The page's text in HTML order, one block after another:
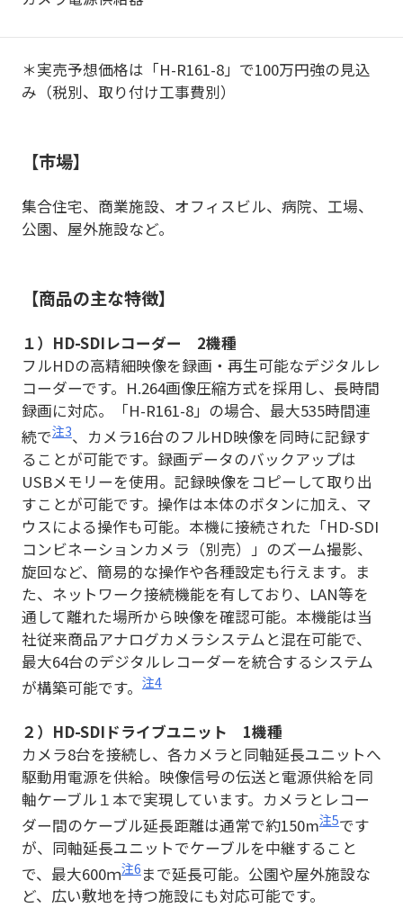
＊実売予想価格は「H-R161-8」で100万円強の見込
み（税別、取り付け工事費別）
【市場】
集合住宅、商業施設、オフィスビル、病院、工場、
公園、屋外施設など。
【商品の主な特徴】
１）HD-SDIレコーダー 2機種
フルHDの高精細映像を録画・再生可能なデジタルレ
コーダーです。H.264画像圧縮方式を採用し、長時間
録画に対応。「H-R161-8」の場合、最大535時間連
続で注3、カメラ16台のフルHD映像を同時に記録す
ることが可能です。録画データのバックアップは
USBメモリーを使用。記録映像をコピーして取り出
すことが可能です。操作は本体のボタンに加え、マ
ウスによる操作も可能。本機に接続された「HD-SDI
コンビネーションカメラ（別売）」のズーム撮影、
旋回など、簡易的な操作や各種設定も行えます。ま
た、ネットワーク接続機能を有しており、LAN等を
通して離れた場所から映像を確認可能。本機能は当
社従来商品アナログカメラシステムと混在可能で、
最大64台のデジタルレコーダーを統合するシステム
が構築可能です。 注4
２）HD-SDIドライブユニット 1機種
カメラ8台を接続し、各カメラと同軸延長ユニットへ
駆動用電源を供給。映像信号の伝送と電源供給を同
軸ケーブル１本で実現しています。カメラとレコー
ダー間のケーブル延長距離は通常で約150m注5です
が、同軸延長ユニットでケーブルを中継すること
で、最大600ｍ注6まで延長可能。公園や屋外施設な
ど、広い敷地を持つ施設にも対応可能です。